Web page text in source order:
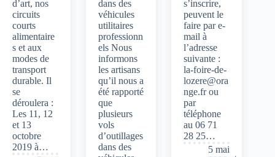
d’art, nos
circuits
courts
alimentaire
s et aux
modes de
transport
durable. Il
se
déroulera :
Les 11, 12
et 13
octobre
2019 à…
dans des
véhicules
utilitaires
professionn
els Nous
informons
les artisans
qu’il nous a
été rapporté
que
plusieurs
vols
d’outillages
dans des
s’inscrire,
peuvent le
faire par e-
mail à
l’adresse
suivante :
la-foire-de-
lozere@ora
nge.frou
par
téléphone
au 06 71
28 25…
5 mai